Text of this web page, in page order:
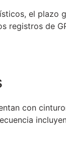
el plazo
de
con